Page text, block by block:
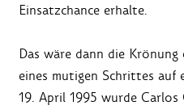
Einsatzchance erhalte.
Das wäre dann die Krönung
eines mutigen Schrittes auf
19. April 1995 wurde